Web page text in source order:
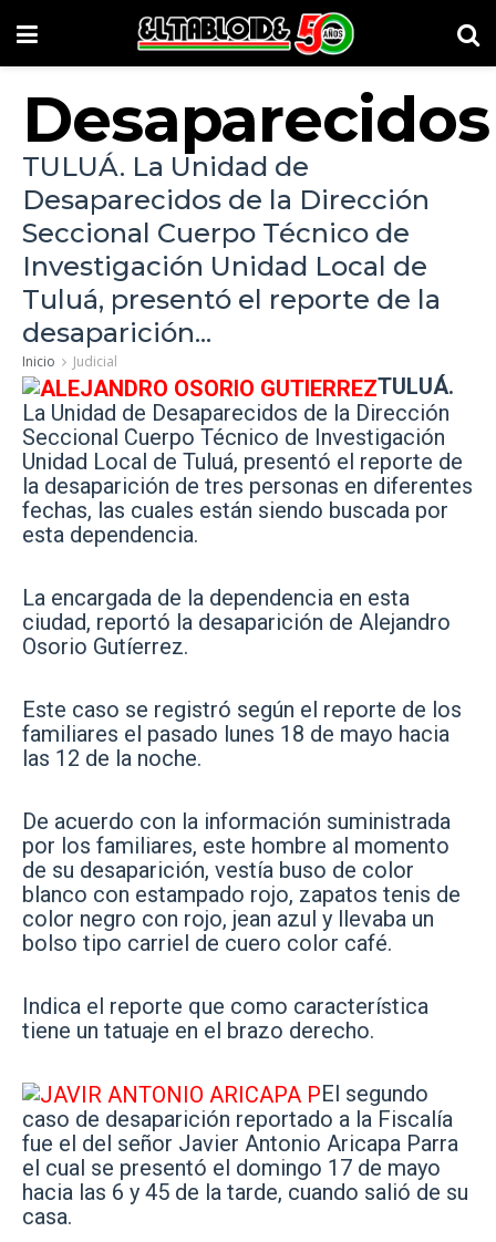
Desaparecidos
TULUÁ. La Unidad de
Desaparecidos de la Dirección
Seccional Cuerpo Técnico de
Investigación Unidad Local de
Tuluá, presentó el reporte de la
desaparición...
Inicio Judicial
TULUÁ.
La Unidad de Desaparecidos de la Dirección
Seccional Cuerpo Técnico de Investigación
Unidad Local de Tuluá, presentó el reporte de
la desaparición de tres personas en diferentes
fechas, las cuales están siendo buscada por
esta dependencia.
La encargada de la dependencia en esta
ciudad, reportó la desaparición de Alejandro
Osorio Gutíerrez.
Este caso se registró según el reporte de los
familiares el pasado lunes 18 de mayo hacia
las 12 de la noche.
De acuerdo con la información suministrada
por los familiares, este hombre al momento
de su desaparición, vestía buso de color
blanco con estampado rojo, zapatos tenis de
color negro con rojo, jean azul y llevaba un
bolso tipo carriel de cuero color café.
Indica el reporte que como característica
tiene un tatuaje en el brazo derecho.
El segundo
caso de desaparición reportado a la Fiscalía
fue el del señor Javier Antonio Aricapa Parra
el cual se presentó el domingo 17 de mayo
hacia las 6 y 45 de la tarde, cuando salió de su
casa.